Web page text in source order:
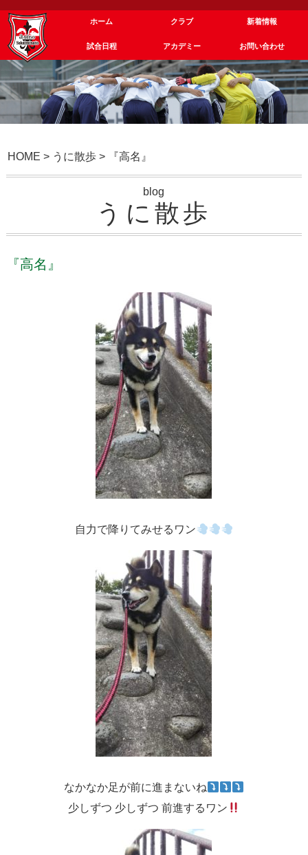
ホーム クラブ 新着情報
試合日程 アカデミー お問い合わせ
HOME > うに散歩 > 『高名』
blog
うに散歩
『高名』
自力で降りてみせるワン
なかなか足が前に進まないね
少しずつ 少しずつ 前進するワン